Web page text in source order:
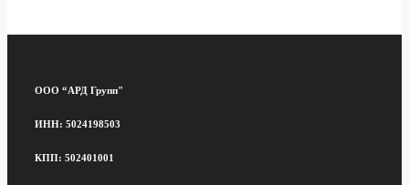
ООО “АРД Групп"
ИНН: 5024198503
КПП: 502401001